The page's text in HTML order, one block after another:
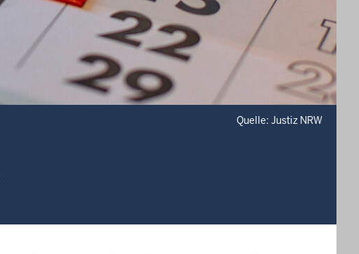
Quelle: Justiz NRW